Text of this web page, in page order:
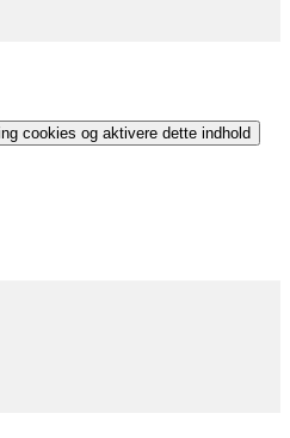
cookies og aktivere dette indhold